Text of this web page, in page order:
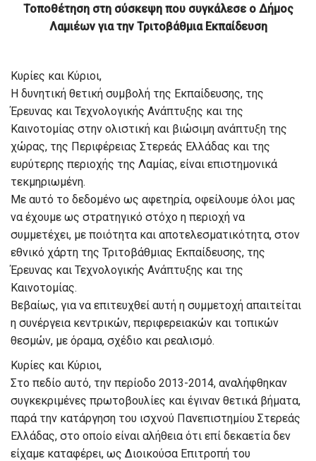
Τοποθέτηση στη σύσκεψη που συγκάλεσε ο Δήμος
Λαμιέων για την Τριτοβάθμια Εκπαίδευση
Κυρίες και Κύριοι,
Η δυνητική θετική συμβολή της Εκπαίδευσης, της
Έρευνας και Τεχνολογικής Ανάπτυξης και της
Καινοτομίας στην ολιστική και βιώσιμη ανάπτυξη της
χώρας, της Περιφέρειας Στερεάς Ελλάδας και της
ευρύτερης περιοχής της Λαμίας, είναι επιστημονικά
τεκμηριωμένη.
Με αυτό το δεδομένο ως αφετηρία, οφείλουμε όλοι μας
να έχουμε ως στρατηγικό στόχο η περιοχή να
συμμετέχει, με ποιότητα και αποτελεσματικότητα, στον
εθνικό χάρτη της Τριτοβάθμιας Εκπαίδευσης, της
Έρευνας και Τεχνολογικής Ανάπτυξης και της
Καινοτομίας.
Βεβαίως, για να επιτευχθεί αυτή η συμμετοχή απαιτείται
η συνέργεια κεντρικών, περιφερειακών και τοπικών
θεσμών, με όραμα, σχέδιο και ρεαλισμό.
Κυρίες και Κύριοι,
Στο πεδίο αυτό, την περίοδο 2013-2014, αναλήφθηκαν
συγκεκριμένες πρωτοβουλίες και έγιναν θετικά βήματα,
παρά την κατάργηση του ισχνού Πανεπιστημίου Στερεάς
Ελλάδας, στο οποίο είναι αλήθεια ότι επί δεκαετία δεν
είχαμε καταφέρει, ως Διοικούσα Επιτροπή του